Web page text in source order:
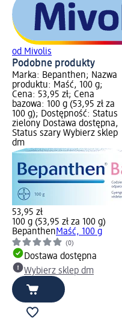
od Mivolis
Podobne produkty
Marka: Bepanthen; Nazwa
produktu: Maść, 100 g;
Cena: 53,95 zł; Cena
bazowa: 100 g (53,95 zł za
100 g); Dostępność: Status
zielony Dostawa dostępna,
Status szary Wybierz sklep
dm
53,95 zł
100 g (53,95 zł za 100 g)
BepanthenMaść, 100 g
(0)
Dostawa dostępna
Wybierz sklep dm